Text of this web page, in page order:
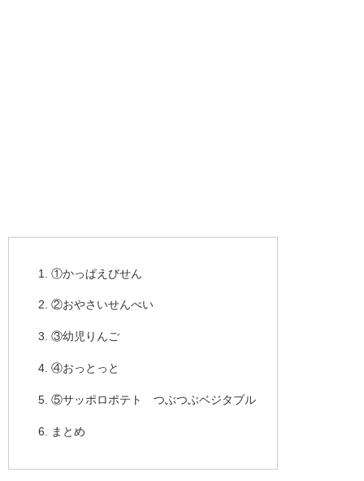
①かっぱえびせん
②おやさいせんべい
③幼児りんご
④おっとっと
⑤サッポロポテト つぶつぶベジタブル
まとめ